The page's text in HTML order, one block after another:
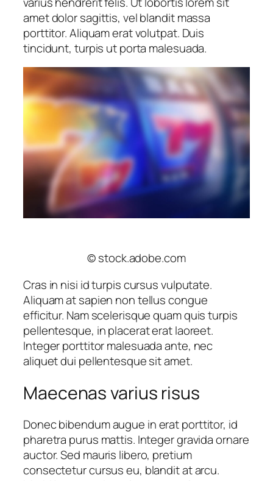
amet dolor sagittis, vel blandit massa
porttitor. Aliquam erat volutpat. Duis
tincidunt, turpis ut porta malesuada.
© stock.adobe.com
Cras in nisi id turpis cursus vulputate.
Aliquam at sapien non tellus congue
efficitur. Nam scelerisque quam quis turpis
pellentesque, in placerat erat laoreet.
Integer porttitor malesuada ante, nec
aliquet dui pellentesque sit amet.
Maecenas varius risus
Donec bibendum augue in erat porttitor, id
pharetra purus mattis. Integer gravida ornare
auctor. Sed mauris libero, pretium
consectetur cursus eu, blandit at arcu.